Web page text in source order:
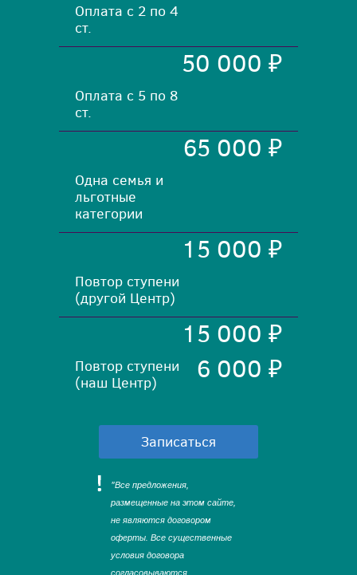
Оплата с 2 по 4
ст.
50 000 ₽
Оплата с 5 по 8
ст.
65 000 ₽
Одна семья и
льготные
категории
15 000 ₽
Повтор ступени
(другой Центр)
15 000 ₽
Повтор ступени
(наш Центр)
6 000 ₽
Записаться
"Все предложения,
размещенные на этом сайте,
не являются договором
оферты. Все существенные
условия договора
согласовываются